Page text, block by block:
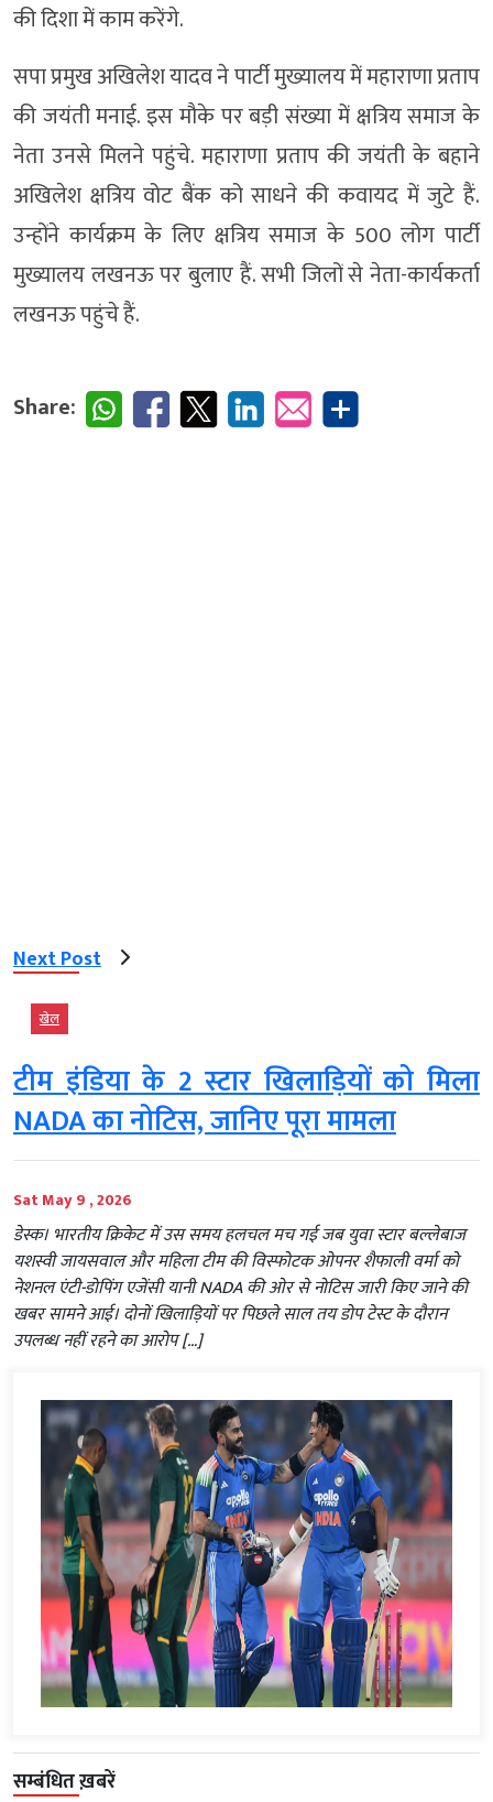
की दिशा में काम करेंगे.
सपा प्रमुख अखिलेश यादव ने पार्टी मुख्यालय में महाराणा प्रताप
की जयंती मनाई. इस मौके पर बड़ी संख्या में क्षत्रिय समाज के
नेता उनसे मिलने पहुंचे. महाराणा प्रताप की जयंती के बहाने
अखिलेश क्षत्रिय वोट बैंक को साधने की कवायद में जुटे हैं.
उन्होंने कार्यक्रम के लिए क्षत्रिय समाज के 500 लोग पार्टी
मुख्यालय लखनऊ पर बुलाए हैं. सभी जिलों से नेता-कार्यकर्ता
लखनऊ पहुंचे हैं.
Share:
Next Post
खेल
टीम इंडिया के 2 स्टार खिलाड़ियों को मिला
NADA का नोटिस, जानिए पूरा मामला
Sat May 9 , 2026
डेस्क। भारतीय क्रिकेट में उस समय हलचल मच गई जब युवा स्टार बल्लेबाज
यशस्वी जायसवाल और महिला टीम की विस्फोटक ओपनर शैफाली वर्मा को
नेशनल एंटी-डोपिंग एजेंसी यानी NADA की ओर से नोटिस जारी किए जाने की
खबर सामने आई। दोनों खिलाड़ियों पर पिछले साल तय डोप टेस्ट के दौरान
उपलब्ध नहीं रहने का आरोप […]
सम्बंधित ख़बरें